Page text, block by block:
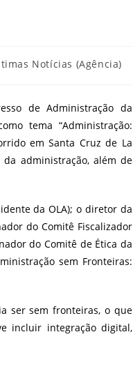
Notícias (Agência)
de Administração da
tema “Administração:
em Santa Cruz de La
administração, além de
da OLA); o diretor da
do Comitê Fiscalizador
do Comitê de Ética da
sem Fronteiras:
ser sem fronteiras, o que
incluir integração digital,